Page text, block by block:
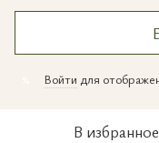
Войти для
В избранное